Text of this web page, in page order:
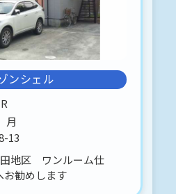
どり B-205 青森市
愛い２LDKです。
自慢です。
しては、応相談（台数
ご了承願います。）
).。.:*
(⋈◍＞◡＜◍)。✧♡
ンシェル
13
地区 ワンルーム仕
勧めします